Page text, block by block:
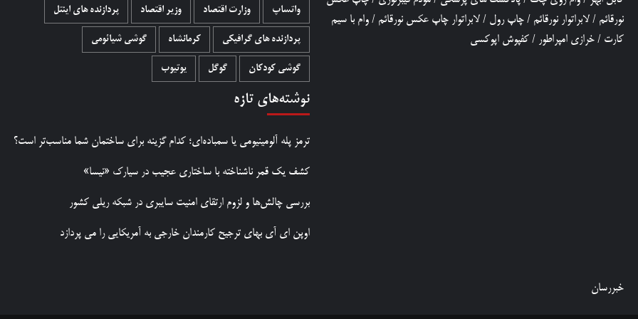
نورقائم / لابراتوار نورقائم / چاپ رول / لابراتوار چاپ عکس نورقائم / وام با سیم
کارت / خرازی امپراطور / کفپوش اپوکسی
واتساپ وزارت اقتصاد وزیر اقتصاد پردازنده های اینتل
پردازنده های گرافیکی کرمانشاه گوشی شیائومی
گوشی کودکان گوگل یوتیوب
نوشته‌های تازه
ترمز پله آلومینیومی یا سمباده‌ای؛ کدام گزینه برای ساختمان شما مناسب‌تر است؟
کشف یک قمر ناشناخته با ساختاری عجیب در سیارک «نیسا»
بررسی چالش‌ها و لزوم ارتقای امنیت سایبری در شبکه ریلی کشور
اوپن ای آی بهای ترجیح کارمندان خارجی به آمریکایی را می پردازد
خبررسان